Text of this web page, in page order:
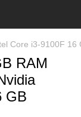
Core i3-9100F 16
RAM
GB